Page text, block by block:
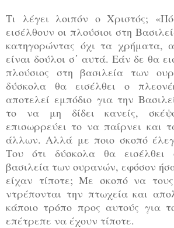
Τι λέγει λοιπόν ο Χριστός;
εισέλθουν οι πλούσιοι στη
κατηγορώντας όχι τα χρήματα,
είναι δούλοι σ΄ αυτά. Εάν δε θα
πλούσιος στη βασιλεία των
δύσκολα θα εισέλθει ο
αποτελεί εμπόδιο για την
το να μη δίδει κανείς,
επισωρρεύει το να παίρνει και
άλλων. Αλλά με ποιο σκοπό
Του ότι δύσκολα θα εισέλθει
βασιλεία των ουρανών, εφόσον
είχαν τίποτε; Με σκοπό να
ντρέπονται την πτωχεία και
κάποιο τρόπο προς αυτούς για
επέτρεπε να έχουν τίποτε.